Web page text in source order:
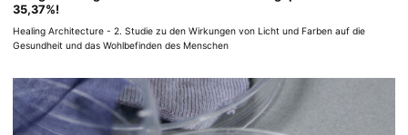
35,37%!
Healing Architecture - 2. Studie zu den Wirkungen von Licht und Farben auf die
Gesundheit und das Wohlbefinden des Menschen